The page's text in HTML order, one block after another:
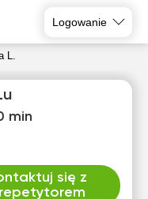
Logowanie
L.
min
się z